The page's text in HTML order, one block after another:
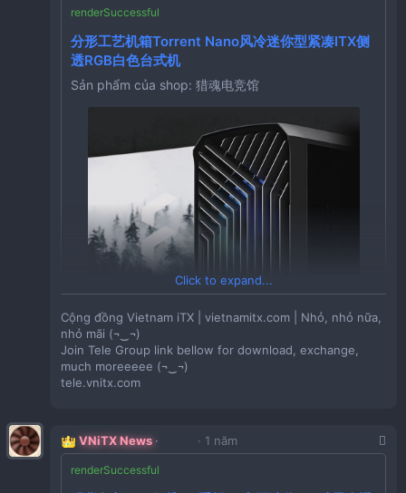
MF168 「九州风神CH170电脑ITX小机箱显屏幕240
水冷Type-C网孔ATX电源mini
台式海景房电脑itx小机箱支持17X17/17X19主板
SFX电源 支持定制
Sản phẩm của shop: 林宁模型店
分形工艺机箱Torrent Nano风冷迷你型紧凑ITX侧
透RGB白色台式机
Sản phẩm của shop: 猎魂电竞馆
Giá:3,149,790VND
Click to expand...
Cộng đồng Vietnam iTX | vietnamitx.com | Nhỏ, nhỏ nữa,
nhỏ mãi (¬‿¬)
Join Tele Group link bellow for download, exchange,
much moreeeee (¬‿¬)
tele.vnitx.com
VNiTX News 1 năm